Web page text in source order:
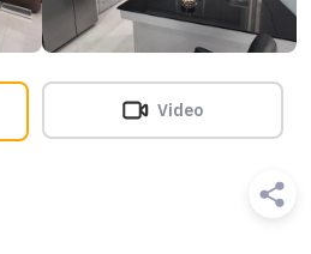
Video